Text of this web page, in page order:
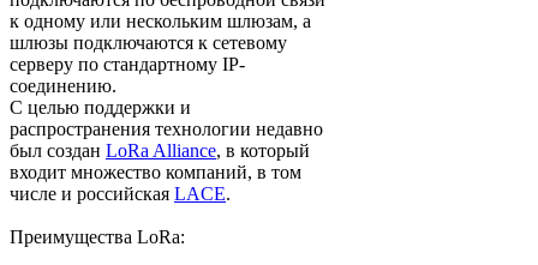
к одному или нескольким шлюзам, а
шлюзы подключаются к сетевому
серверу по стандартному IP-
соединению.
С целью поддержки и
распространения технологии недавно
был создан LoRa Alliance, в который
входит множество компаний, в том
числе и российская LACE.
Преимущества LoRa: